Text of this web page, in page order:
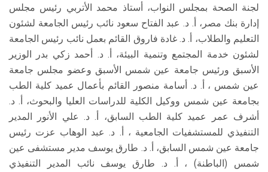
لجنة الصحة بمجلس النواب، أستاذ محمد الأتربي رئيس مجلس
إدارة بنك مصر، أ. د. عبد الفتاح سعود نائب رئيس الجامعة لشئون
التعليم والطلاب، أ. د. غادة فاروق القائم بعمل نائب رئيس الجامعة
لشئون خدمة المجتمع وتنمية البيئة، أ. د. أحمد زكي بدر الوزير
الأسبق ورئيس جامعة عين شمس الأسبق وعضو مجلس جامعة
عين شمس ، أ. د. أسامة منصور القائم بأعمال عميد كلية الطب
بجامعة عين شمس ووكيل الكلية للدراسات العليا والبحوث، أ. د.
أشرف عمر عميد كلية الطب السابق، أ. د. علي الأنور المدير
التنفيذي للمستشفيات الجامعية ، أ. د. عبد الوهاب عزت رئيس
جامعة عين شمس السابق، أ. د. طارق يوسف مدير مستشفى عين
شمس (الباطنة) ، أ. د. طارق يوسف نائب المدير التنفيذي